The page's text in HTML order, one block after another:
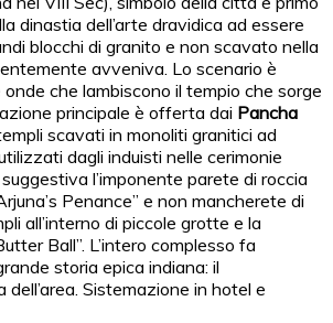
dinastia dell’arte dravidica ad essere
blocchi di granito e non scavato nella
avveniva. Lo scenario è
che lambiscono il tempio che sorge
principale è offerta dai Pancha
scavati in monoliti granitici ad
dagli induisti nelle cerimonie
l’imponente parete di roccia
Penance” e non mancherete di
all’interno di piccole grotte e la
Ball”. L’intero complesso fa
storia epica indiana: il
Sistemazione in hotel e